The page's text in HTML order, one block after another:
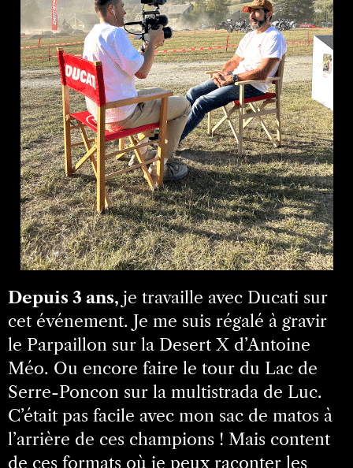
Depuis 3 ans, je travaille avec Ducati sur
cet événement. Je me suis régalé à gravir
le Parpaillon sur la Desert X d’Antoine
Méo. Ou encore faire le tour du Lac de
Serre-Poncon sur la multistrada de Luc.
C’était pas facile avec mon sac de matos à
l’arrière de ces champions ! Mais content
de ces formats où je peux raconter les